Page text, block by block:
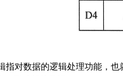
数据的逻辑处理功能，也